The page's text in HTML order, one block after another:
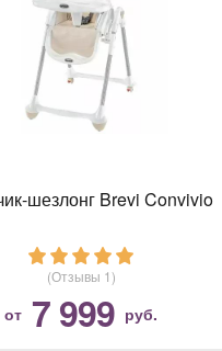
шезлонг Brevi Convivio
(Отзывы 1)
от 7 999 руб.